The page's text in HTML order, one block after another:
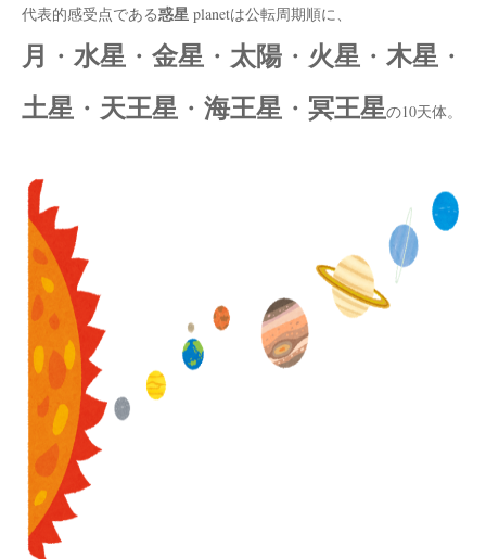
代表的感受点である惑星 planetは公転周期順に、
月 ・ 水星 ・ 金星 ・ 太陽 ・ 火星 ・ 木星 ・
土星 ・ 天王星 ・ 海王星 ・ 冥王星の10天体。